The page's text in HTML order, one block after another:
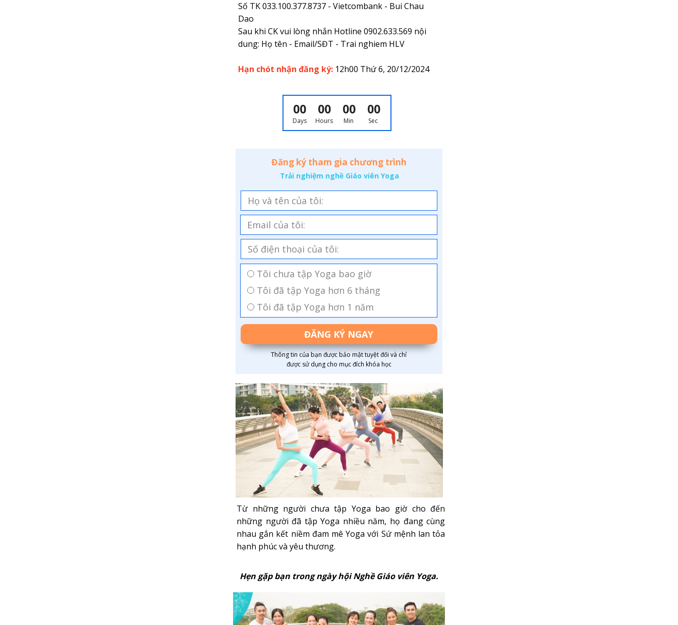
0902 633 569
Vui lòng nhắn tin hoặc inbox Page để được tư vấn.
Hẹn gặp bạn trong ngày hội Nghề Giáo viên Yoga.
Từ những người chưa tập Yoga bao giờ cho đến
những người đã tập Yoga nhiều năm, họ đang cùng
nhau gắn kết niềm đam mê Yoga với Sứ mệnh lan tỏa
hạnh phúc và yêu thương.
Số TK 033.100.377.8737 - Vietcombank - Bui Chau
Dao
Sau khi CK vui lòng nhắn Hotline 0902.633.569 nội
dung: Họ tên - Email/SĐT - Trai nghiem HLV
Hạn chót nhận đăng ký: 12h00 Thứ 6, 20/12/2024
00 00 00 00
Days Hours Min Sec
Tôi chưa tập Yoga bao giờ
Tôi đã tập Yoga hơn 6 tháng
Tôi đã tập Yoga hơn 1 năm
ĐĂNG KÝ NGAY
Đăng ký tham gia chương trình
Trải nghiệm nghề Giáo viên Yoga
Thông tin của bạn được bảo mật tuyệt đối và chỉ
được sử dụng cho mục đích khóa học